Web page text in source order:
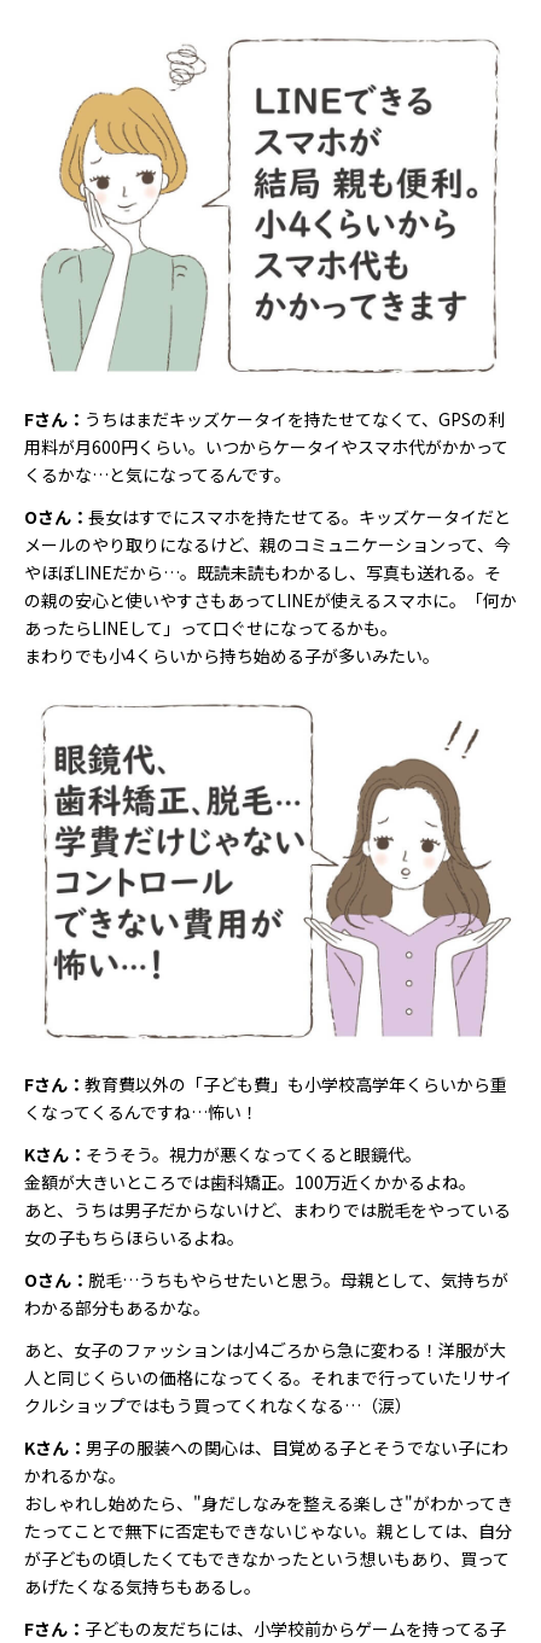
Fさん： うちはまだキッズケータイを持たせてなくて、GPSの利
用料が月600円くらい。いつからケータイやスマホ代がかかって
くるかな…と気になってるんです。
Oさん： 長女はすでにスマホを持たせてる。キッズケータイだと
メールのやり取りになるけど、親のコミュニケーションって、今
やほぼLINEだから…。既読未読もわかるし、写真も送れる。そ
の親の安心と使いやすさもあってLINEが使えるスマホに。「何か
あったらLINEして」って口ぐせになってるかも。
まわりでも小4くらいから持ち始める子が多いみたい。
Fさん： 教育費以外の「子ども費」も小学校高学年くらいから重
くなってくるんですね…怖い！
Kさん： そうそう。視力が悪くなってくると眼鏡代。
金額が大きいところでは歯科矯正。100万近くかかるよね。
あと、うちは男子だからないけど、まわりでは脱毛をやっている
女の子もちらほらいるよね。
Oさん： 脱毛…うちもやらせたいと思う。母親として、気持ちが
わかる部分もあるかな。
あと、女子のファッションは小4ごろから急に変わる！洋服が大
人と同じくらいの価格になってくる。それまで行っていたリサイ
クルショップではもう買ってくれなくなる…（涙）
Kさん： 男子の服装への関心は、目覚める子とそうでない子にわ
かれるかな。
おしゃれし始めたら、"身だしなみを整える楽しさ"がわかってき
たってことで無下に否定もできないじゃない。親としては、自分
が子どもの頃したくてもできなかったという想いもあり、買って
あげたくなる気持ちもあるし。
Fさん： 子どもの友だちには、小学校前からゲームを持ってる子